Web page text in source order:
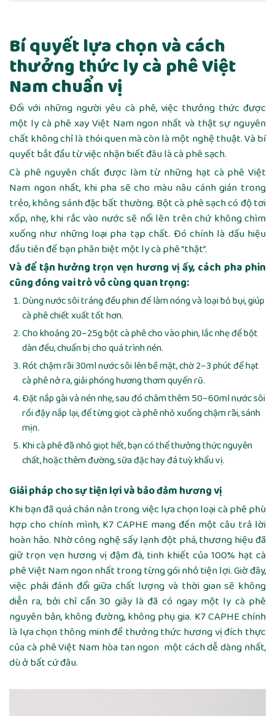
Bí quyết lựa chọn và cách
thưởng thức ly cà phê Việt
Nam chuẩn vị
Đối với những người yêu cà phê, việc thưởng thức được
một ly cà phê xay Việt Nam ngon nhất và thật sự nguyên
chất không chỉ là thói quen mà còn là một nghệ thuật. Và bí
quyết bắt đầu từ việc nhận biết đâu là cà phê sạch.
Cà phê nguyên chất được làm từ những hạt cà phê Việt
Nam ngon nhất, khi pha sẽ cho màu nâu cánh gián trong
trẻo, không sánh đặc bất thường. Bột cà phê sạch có độ tơi
xốp, nhẹ, khi rắc vào nước sẽ nổi lên trên chứ không chìm
xuống như những loại pha tạp chất. Đó chính là dấu hiệu
đầu tiên để bạn phân biệt một ly cà phê “thật”.
Và để tận hưởng trọn vẹn hương vị ấy, cách pha phin
cũng đóng vai trò vô cùng quan trọng:
Dùng nước sôi tráng đều phin để làm nóng và loại bỏ bụi, giúp
cà phê chiết xuất tốt hơn.
Cho khoảng 20–25g bột cà phê cho vào phin, lắc nhẹ để bột
dàn đều, chuẩn bị cho quá trình nén.
Rót chậm rãi 30ml nước sôi lên bề mặt, chờ 2–3 phút để hạt
cà phê nở ra, giải phóng hương thơm quyến rũ.
Đặt nắp gài và nén nhẹ, sau đó châm thêm 50–60ml nước sôi
rồi đậy nắp lại, để từng giọt cà phê nhỏ xuống chậm rãi, sánh
mịn.
Khi cà phê đã nhỏ giọt hết, bạn có thể thưởng thức nguyên
chất, hoặc thêm đường, sữa đặc hay đá tuỳ khẩu vị.
Giải pháp cho sự tiện lợi và bảo đảm hương vị
Khi bạn đã quá chán nản trong việc lựa chọn loại cà phê phù
hợp cho chính mình, K7 CAPHE mang đến một câu trả lời
hoàn hảo. Nhờ công nghệ sấy lạnh đột phá, thương hiệu đã
giữ trọn vẹn hương vị đậm đà, tinh khiết của 100% hạt cà
phê Việt Nam ngon nhất trong từng gói nhỏ tiện lợi. Giờ đây,
việc phải đánh đổi giữa chất lượng và thời gian sẽ không
diễn ra, bởi chỉ cần 30 giây là đã có ngay một ly cà phê
nguyên bản, không đường, không phụ gia. K7 CAPHE chính
là lựa chọn thông minh để thưởng thức hương vị đích thực
của cà phê Việt Nam hòa tan ngon một cách dễ dàng nhất,
dù ở bất cứ đâu.